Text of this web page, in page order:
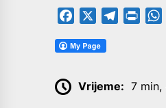
Facebook Telegram
Vrijeme: 7 min,